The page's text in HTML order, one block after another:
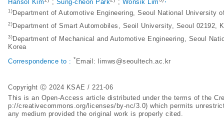
Hansol Kim ; Sung-cheon Park ; Wonsik Lim
1) Department of Automotive Engineering, Seoul National University
2) Department of Smart Automobiles, Seoil University, Seoul 02192,
3) Department of Mechanical and Automotive Engineering, Seoul
Korea
Correspondence to : * Email: limws@seoultech.ac.kr
Copyright Ⓒ 2024 KSAE / 221-06
This is an Open-Access article distributed under the terms of the
p://creativecommons.org/licenses/by-nc/3.0) which permits
any medium provided the original work is properly cited.